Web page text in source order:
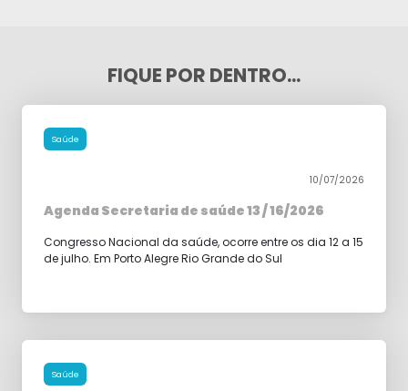
FIQUE POR DENTRO...
Saúde
10/07/2026
Agenda Secretaria de saúde 13 / 16/2026
Congresso Nacional da saúde, ocorre entre os dia 12 a 15
de julho. Em Porto Alegre Rio Grande do Sul
Saúde